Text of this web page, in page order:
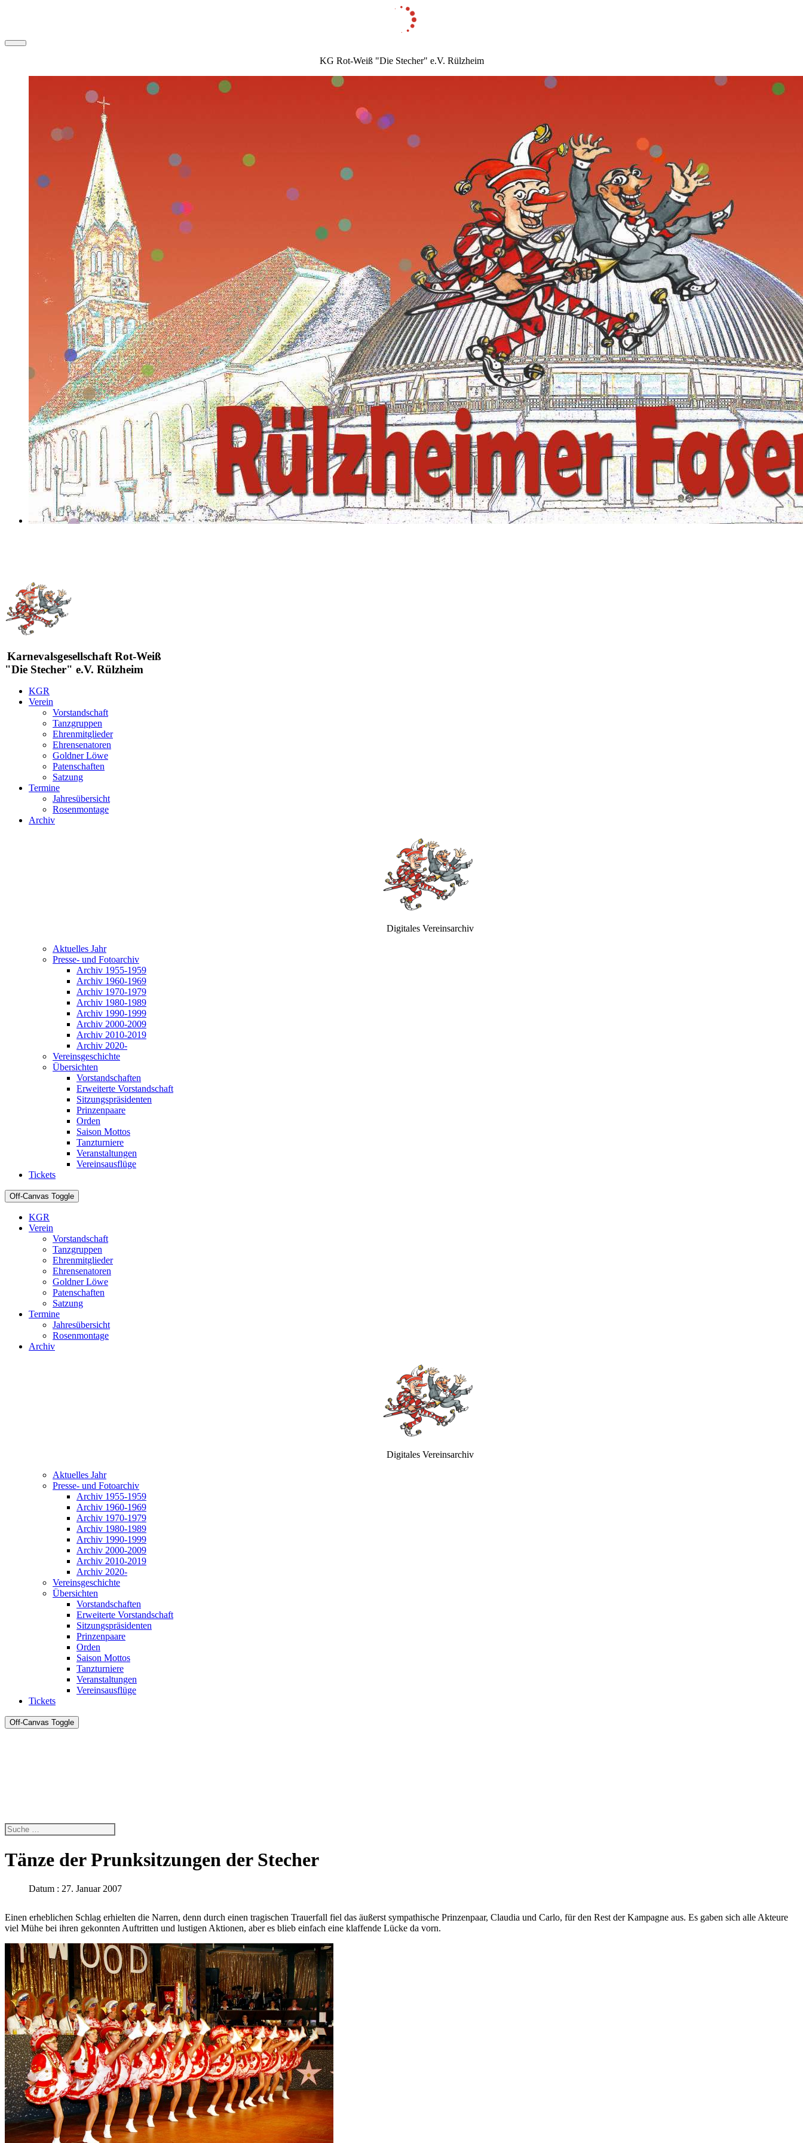
KG Rot-Weiß "Die Stecher" e.V. Rülzheim
Karnevalsgesellschaft Rot-Weiß
"Die Stecher" e.V. Rülzheim
KGR
Verein
Vorstandschaft
Tanzgruppen
Ehrenmitglieder
Ehrensenatoren
Goldner Löwe
Patenschaften
Satzung
Termine
Jahresübersicht
Rosenmontage
Archiv
Digitales Vereinsarchiv
Aktuelles Jahr
Presse- und Fotoarchiv
Archiv 1955-1959
Archiv 1960-1969
Archiv 1970-1979
Archiv 1980-1989
Archiv 1990-1999
Archiv 2000-2009
Archiv 2010-2019
Archiv 2020-
Vereinsgeschichte
Übersichten
Vorstandschaften
Erweiterte Vorstandschaft
Sitzungspräsidenten
Prinzenpaare
Orden
Saison Mottos
Tanzturniere
Veranstaltungen
Vereinsausflüge
Tickets
Off-Canvas Toggle
KGR
Verein
Vorstandschaft
Tanzgruppen
Ehrenmitglieder
Ehrensenatoren
Goldner Löwe
Patenschaften
Satzung
Termine
Jahresübersicht
Rosenmontage
Archiv
Digitales Vereinsarchiv
Aktuelles Jahr
Presse- und Fotoarchiv
Archiv 1955-1959
Archiv 1960-1969
Archiv 1970-1979
Archiv 1980-1989
Archiv 1990-1999
Archiv 2000-2009
Archiv 2010-2019
Archiv 2020-
Vereinsgeschichte
Übersichten
Vorstandschaften
Erweiterte Vorstandschaft
Sitzungspräsidenten
Prinzenpaare
Orden
Saison Mottos
Tanzturniere
Veranstaltungen
Vereinsausflüge
Tickets
Off-Canvas Toggle
Tänze der Prunksitzungen der Stecher
Datum : 27. Januar 2007
Einen erheblichen Schlag erhielten die Narren, denn durch einen tragischen Trauerfall fiel das äußerst sympathische Prinzenpaar, Claudia und Carlo, für den Rest der Kampagne aus. Es gaben sich alle Akteure
viel Mühe bei ihren gekonnten Auftritten und lustigen Aktionen, aber es blieb einfach eine klaffende Lücke da vorn.